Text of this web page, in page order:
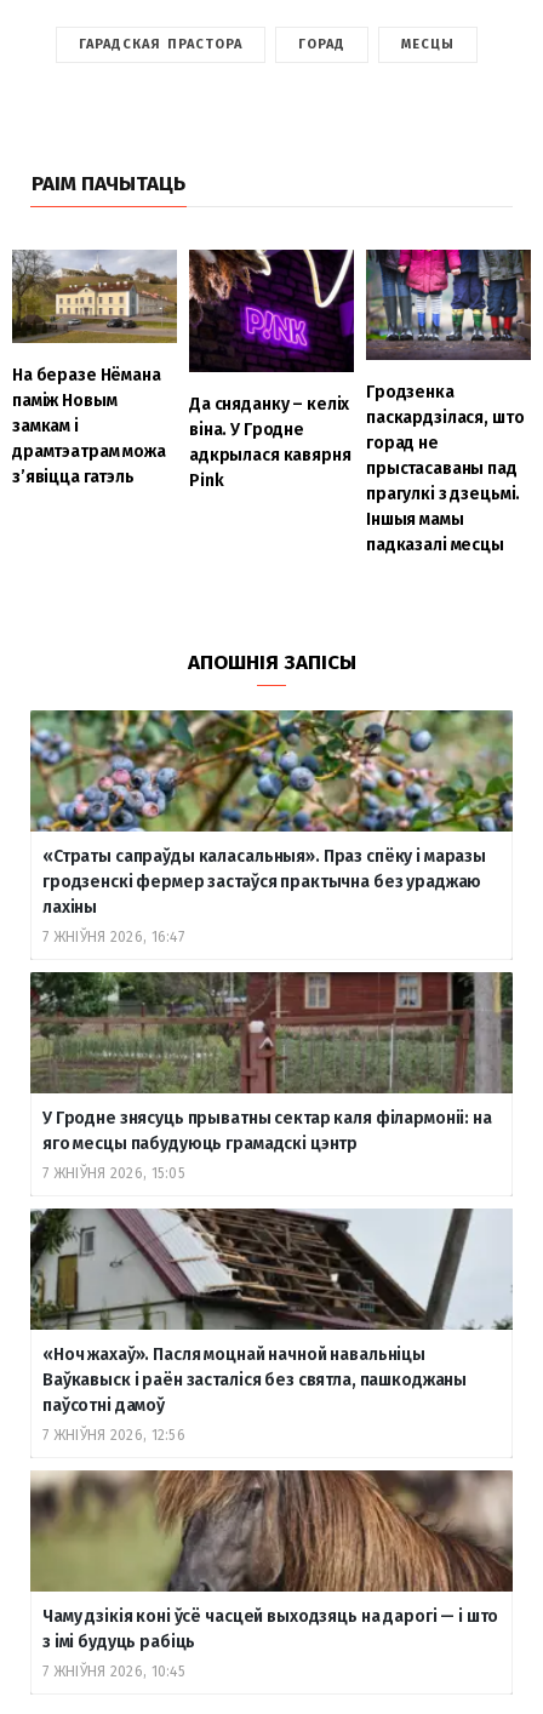
ГАРАДСКАЯ ПРАСТОРА ГОРАД МЕСЦЫ
РАІМ ПАЧЫТАЦЬ
На беразе Нёмана
паміж Новым
замкам і
драмтэатрам можа
з’явіцца гатэль
Да сняданку – келіх
віна. У Гродне
адкрылася кавярня
Pink
Гродзенка
паскардзілася, што
горад не
прыстасаваны пад
прагулкі з дзецьмі.
Іншыя мамы
падказалі месцы
АПОШНІЯ ЗАПІСЫ
«Страты сапраўды каласальныя». Праз спёку і маразы
гродзенскі фермер застаўся практычна без ураджаю
лахіны
7 ЖНІЎНЯ 2026, 16:47
У Гродне знясуць прыватны сектар каля філармоніі: на
яго месцы пабудуюць грамадскі цэнтр
7 ЖНІЎНЯ 2026, 15:05
«Ноч жахаў». Пасля моцнай начной навальніцы
Ваўкавыск і раён засталіся без святла, пашкоджаны
паўсотні дамоў
7 ЖНІЎНЯ 2026, 12:56
Чаму дзікія коні ўсё часцей выходзяць на дарогі — і што
з імі будуць рабіць
7 ЖНІЎНЯ 2026, 10:45